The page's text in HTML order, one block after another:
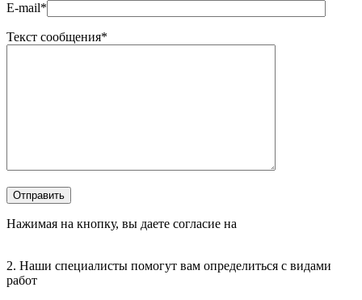
E-mail*
Текст сообщения*
Оставьте это поле пустым.
Отправить
Нажимая на кнопку, вы даете согласие на
2. Наши специалисты помогут вам определиться с видами
работ